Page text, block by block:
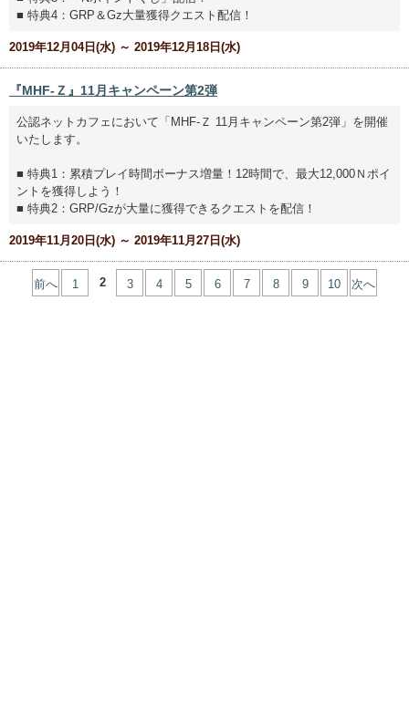
■ 特典4：GRP＆Gz大量獲得クエスト配信！
2019年12月04日(水) ～ 2019年12月18日(水)
『MHF-Ｚ』11月キャンペーン第2弾
公認ネットカフェにおいて「MHF-Ｚ 11月キャンペーン第2弾」を開催
いたします。
■ 特典1：累積プレイ時間ボーナス増量！12時間で、最大12,000Ｎポイ
ントを獲得しよう！
■ 特典2：GRP/Gzが大量に獲得できるクエストを配信！
2019年11月20日(水) ～ 2019年11月27日(水)
前へ 1 2 3 4 5 6 7 8 9 10 次へ